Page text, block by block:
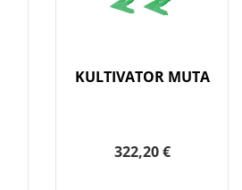
KULTIVATOR MUTA
322,20 €